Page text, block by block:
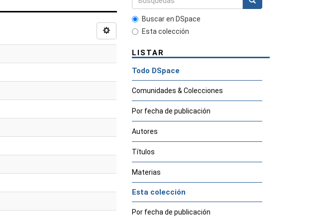
Buscar en DSpace
Esta colección
LISTAR
Todo DSpace
Comunidades & Colecciones
Por fecha de publicación
Autores
Títulos
Materias
Esta colección
Por fecha de publicación